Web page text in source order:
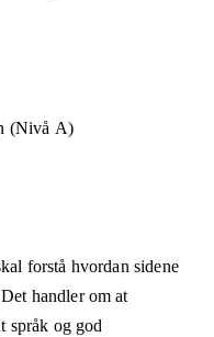
(Nivå A)
forstå hvordan sidene
handler om at
språk og god